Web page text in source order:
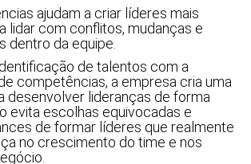
ajudam a criar líderes mais
lidar com conflitos, mudanças e
dentro da equipe.
de talentos com a
competências, a empresa cria uma
desenvolver lideranças de forma
evita escolhas equivocadas e
de formar líderes que realmente
no crescimento do time e nos